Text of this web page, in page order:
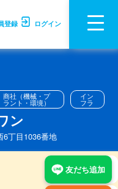
登録 ログイン
商社（機械・プ
ラント・環境）
イン
フラ
ン
6丁目1036番地
友だち追加